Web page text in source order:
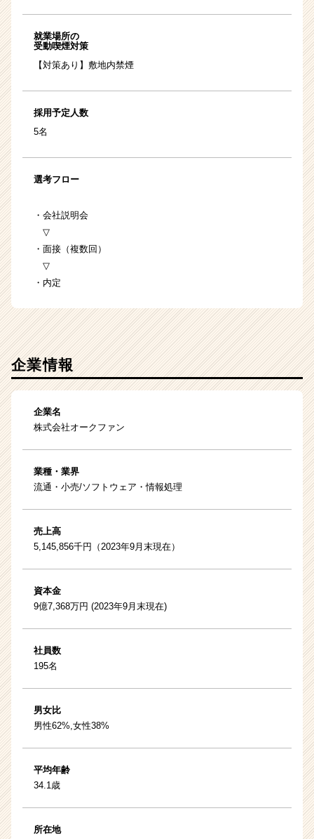
就業場所の
受動喫煙対策
【対策あり】敷地内禁煙
採用予定人数
5名
選考フロー
・会社説明会
▽
・面接（複数回）
▽
・内定
企業情報
企業名
株式会社オークファン
業種・業界
流通・小売/ソフトウェア・情報処理
売上高
5,145,856千円（2023年9月末現在）
資本金
9億7,368万円 (2023年9月末現在)
社員数
195名
男女比
男性62%,女性38%
平均年齢
34.1歳
所在地